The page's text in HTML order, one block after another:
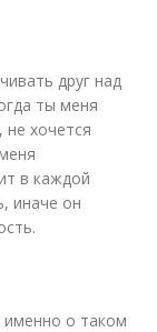
друг над
ты меня
хочется
в каждой
иначе он
именно о таком